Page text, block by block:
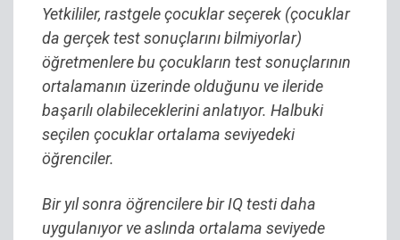
Yetkililer, rastgele çocuklar seçerek (çocuklar
da gerçek test sonuçlarını bilmiyorlar)
öğretmenlere bu çocukların test sonuçlarının
ortalamanın üzerinde olduğunu ve ileride
başarılı olabileceklerini anlatıyor. Halbuki
seçilen çocuklar ortalama seviyedeki
öğrenciler.
Bir yıl sonra öğrencilere bir IQ testi daha
uygulanıyor ve aslında ortalama seviyede